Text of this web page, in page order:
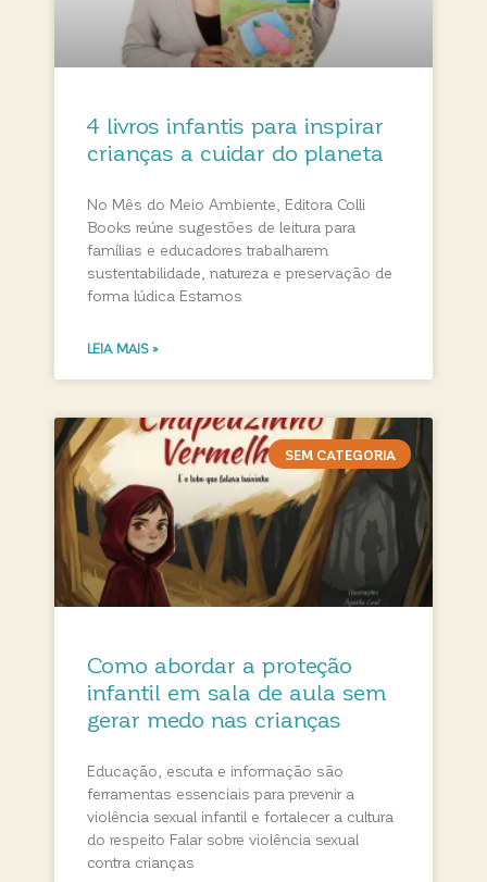
4 livros infantis para inspirar
crianças a cuidar do planeta
No Mês do Meio Ambiente, Editora Colli
Books reúne sugestões de leitura para
famílias e educadores trabalharem
sustentabilidade, natureza e preservação de
forma lúdica Estamos
LEIA MAIS »
SEM CATEGORIA
Como abordar a proteção
infantil em sala de aula sem
gerar medo nas crianças
Educação, escuta e informação são
ferramentas essenciais para prevenir a
violência sexual infantil e fortalecer a cultura
do respeito Falar sobre violência sexual
contra crianças